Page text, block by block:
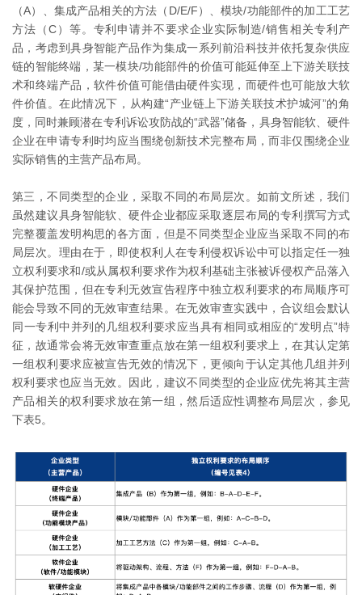
（A）、集成产品相关的方法（D/E/F）、模块/功能部件的加工工艺
方法（C）等。专利申请并不要求企业实际制造/销售相关专利产
品，考虑到具身智能产品作为集成一系列前沿科技并依托复杂供应
链的智能终端，某一模块/功能部件的价值可能延伸至上下游关联技
术和终端产品，软件价值可能借由硬件实现，而硬件也可能放大软
件价值。在此情况下，从构建“产业链上下游关联技术护城河”的角
度，同时兼顾潜在专利诉讼攻防战的“武器”储备，具身智能软、硬件
企业在申请专利时均应当围绕创新技术完整布局，而非仅围绕企业
实际销售的主营产品布局。
第三，不同类型的企业，采取不同的布局层次。如前文所述，我们
虽然建议具身智能软、硬件企业都应采取逐层布局的专利撰写方式
完整覆盖发明构思的各方面，但是不同类型企业应当采取不同的布
局层次。理由在于，即使权利人在专利侵权诉讼中可以指定任一独
立权利要求和/或从属权利要求作为权利基础主张被诉侵权产品落入
其保护范围，但在专利无效宣告程序中独立权利要求的布局顺序可
能会导致不同的无效审查结果。在无效审查实践中，合议组会默认
同一专利中并列的几组权利要求应当具有相同或相应的“发明点”特
征，故通常会将无效审查重点放在第一组权利要求上，在其认定第
一组权利要求应被宣告无效的情况下，更倾向于认定其他几组并列
权利要求也应当无效。因此，建议不同类型的企业应优先将其主营
产品相关的权利要求放在第一组，然后适应性调整布局层次，参见
下表5。